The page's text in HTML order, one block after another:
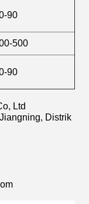
90
500
90
Ltd
Distrik